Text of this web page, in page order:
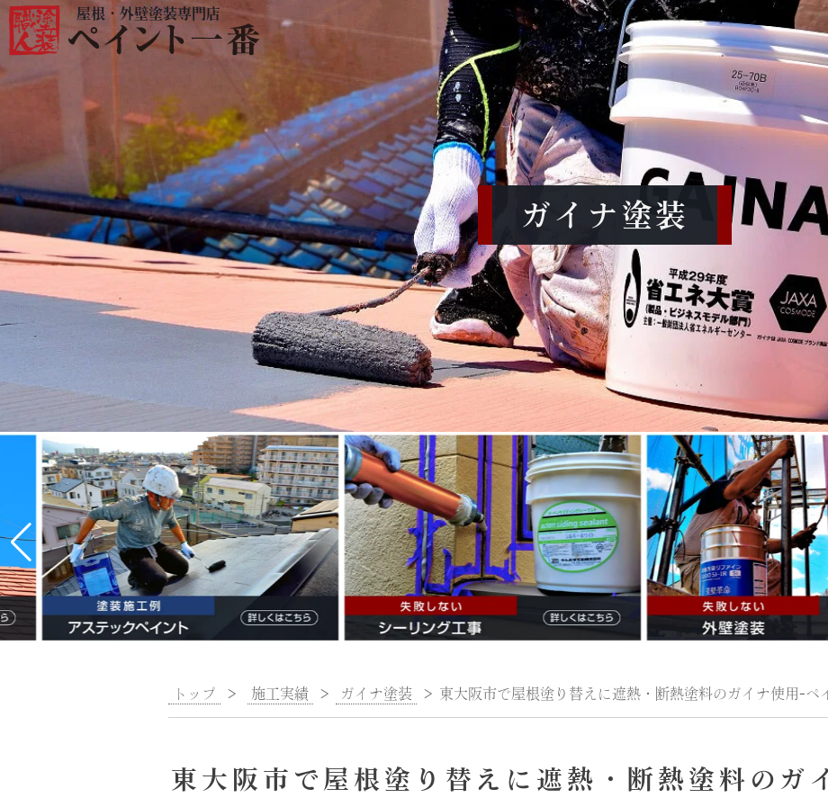
屋根・外壁塗装専門店
ガイナ塗装
トップ > 施工実績 > ガイナ塗装 > 東大阪市で屋根塗り替えに遮熱・断熱塗料のガイナ使用-ペ
東大阪市で屋根塗り替えに遮熱・断熱塗料のガ